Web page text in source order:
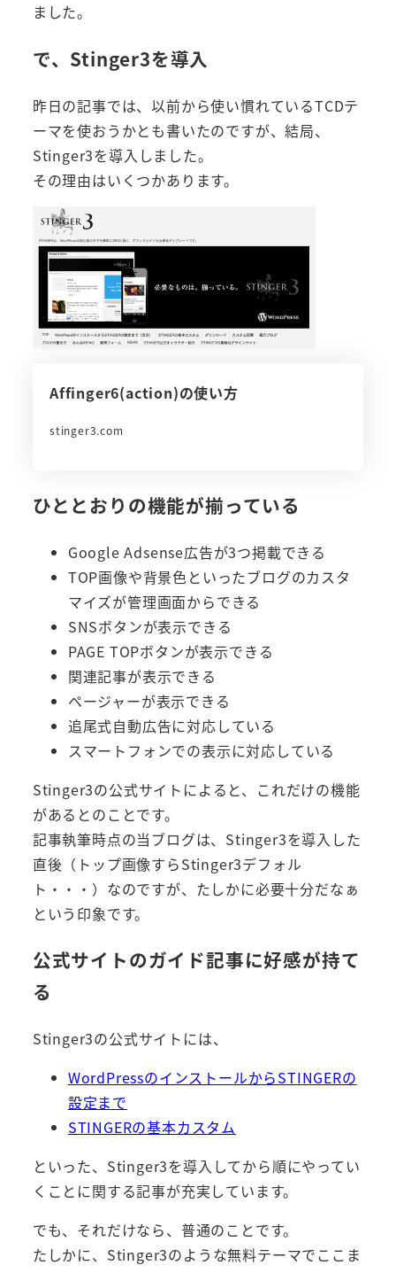
ました。
で、Stinger3を導入
昨日の記事では、以前から使い慣れているTCDテ
ーマを使おうかとも書いたのですが、結局、
Stinger3を導入しました。
その理由はいくつかあります。
Affinger6(action)の使い方
stinger3.com
ひととおりの機能が揃っている
Google Adsense広告が3つ掲載できる
TOP画像や背景色といったブログのカスタ
マイズが管理画面からできる
SNSボタンが表示できる
PAGE TOPボタンが表示できる
関連記事が表示できる
ページャーが表示できる
追尾式自動広告に対応している
スマートフォンでの表示に対応している
Stinger3の公式サイトによると、これだけの機能
があるとのことです。
記事執筆時点の当ブログは、Stinger3を導入した
直後（トップ画像すらStinger3デフォル
ト・・・）なのですが、たしかに必要十分だなぁ
という印象です。
公式サイトのガイド記事に好感が持て
る
Stinger3の公式サイトには、
WordPressのインストールからSTINGERの
設定まで
STINGERの基本カスタム
といった、Stinger3を導入してから順にやってい
くことに関する記事が充実しています。
でも、それだけなら、普通のことです。
たしかに、Stinger3のような無料テーマでここま